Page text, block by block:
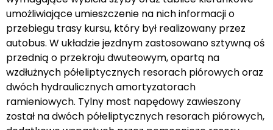
umożliwiające umieszczenie na nich informacji o
przebiegu trasy kursu, który był realizowany przez
autobus. W układzie jezdnym zastosowano sztywną oś
przednią o przekroju dwuteowym, opartą na
wzdłużnych półeliptycznych resorach piórowych oraz
dwóch hydraulicznych amortyzatorach
ramieniowych. Tylny most napędowy zawieszony
został na dwóch półeliptycznych resorach piórowych,